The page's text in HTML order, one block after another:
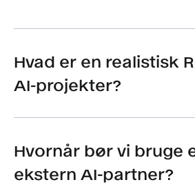
Hvad er en realistisk
AI-projekter?
Hvornår bør vi bruge
ekstern AI-partner?